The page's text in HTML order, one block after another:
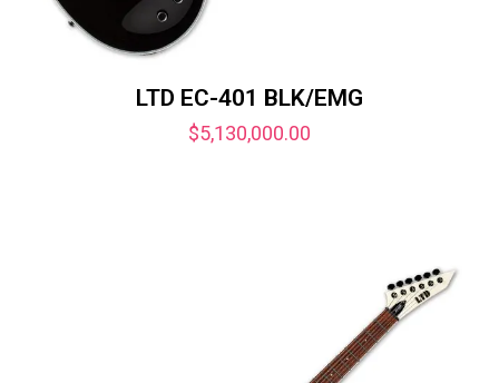
LTD EC-401 BLK/EMG
$5,130,000.00